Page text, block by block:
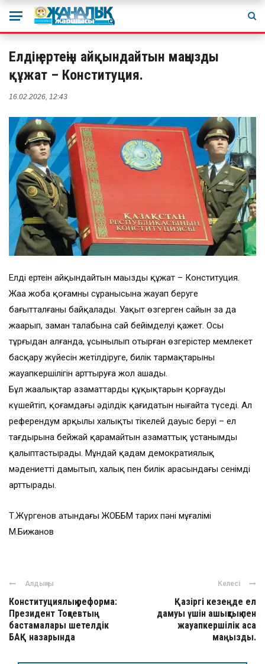
Елдің ертеңін айқындайтын маңызды
құжат – Конституция.
16.02.2026, 12:43
Елдің ертеңін айқындайтын маңызды құжат – Конституция.
Жаңа жоба қоғамның сұранысына жауап беруге
бағытталғаны байқалады. Уақыт өзгерген сайын заң да
жаңарып, заман талабына сай бейімделуі қажет. Осы
тұрғыдан алғанда, ұсынылып отырған өзгерістер мемлекет
басқару жүйесін жетілдіруге, билік тармақтарының
жауапкершілігін арттыруға жол ашады.
Бұл жаңалықтар азаматтардың құқықтарын қорғауды
күшейтіп, қоғамдағы әділдік қағидатын нығайта түседі. Ал
референдум арқылы халықтың тікелей дауыс беруі – ел
тағдырына бейжай қарамайтын азаматтық ұстанымды
қалыптастырады. Мұндай қадам демократиялық
мәдениетті дамытып, халық пен билік арасындағы сенімді
арттырады.
Т.Жүргенов атындағы ЖОББМ тарих пәні мұғалімі
М.Бижанов
Алдыңғы
Конституциялық реформа:
Президент Тоқаевтың
бастамалары шетелдік
БАҚ назарында
Келесі
Қазіргі кезеңде ел
дамуы үшін ашықтық пен
жауапкершілік аса
маңызды.